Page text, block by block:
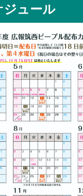
ジュール